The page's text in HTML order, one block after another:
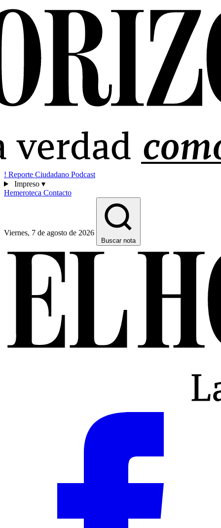
! Reporte Ciudadano Podcast
Impreso ▾
Hemeroteca Contacto
Viernes, 7 de agosto de 2026
Buscar nota